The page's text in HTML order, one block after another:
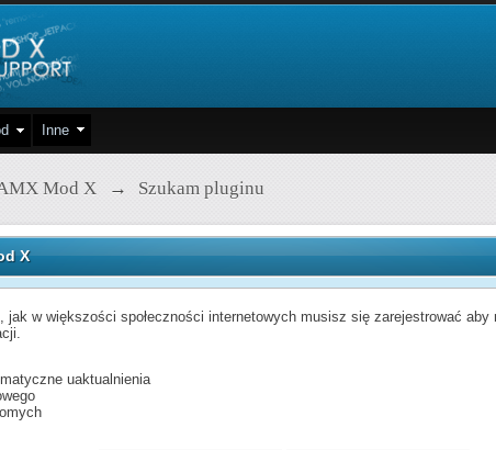
Inne
Mod X → Szukam pluginu
X
jak w większości społeczności internetowych musisz się zarejestrować
uaktualnienia